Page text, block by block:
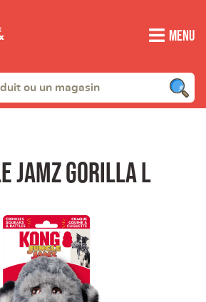
Menu
Jamz Gorilla L